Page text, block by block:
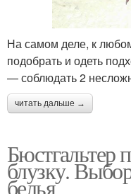
На самом деле, к
подобрать и одеть
— соблюдать 2
читать дальше →
Бюстгальтер
блузку.
белья